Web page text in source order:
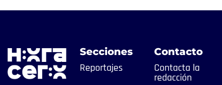
Secciones
Reportajes
Contacto
Contacta la
redacción